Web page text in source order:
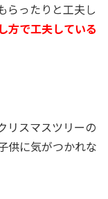
らったりと工夫し
方で工夫している
リスマスツリーの
供に気がつかれな